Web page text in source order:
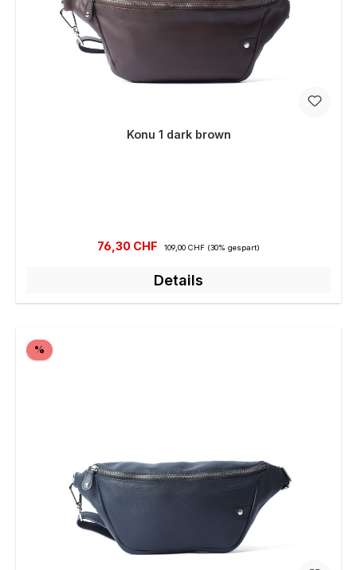
Konu 1 dark brown
Verkaufspreis:
76,30 CHF 109,00 CHF (30% gespart)
Details
%Rabatt